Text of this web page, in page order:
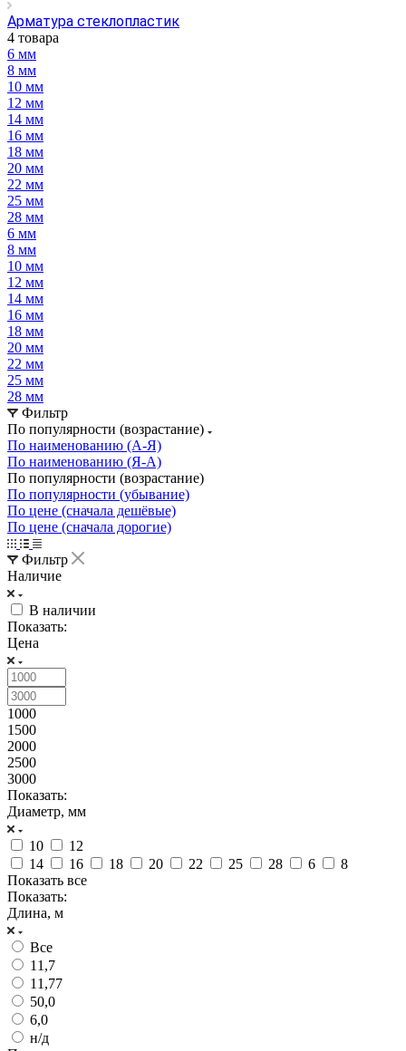
Арматура стеклопластик
4 товара
6 мм
8 мм
10 мм
12 мм
14 мм
16 мм
18 мм
20 мм
22 мм
25 мм
28 мм
6 мм
8 мм
10 мм
12 мм
14 мм
16 мм
18 мм
20 мм
22 мм
25 мм
28 мм
Фильтр
По популярности (возрастание)
По наименованию (А-Я)
По наименованию (Я-А)
По популярности (возрастание)
По популярности (убывание)
По цене (сначала дешёвые)
По цене (сначала дорогие)
Фильтр
Наличие
В наличии
Показать:
Цена
1000
1500
2000
2500
3000
Показать:
Диаметр, мм
10
12
14
16 18 20 22 25 28 6
8
Показать все
Показать:
Длина, м
Все
11,7
11,77
50,0
6,0
н/д